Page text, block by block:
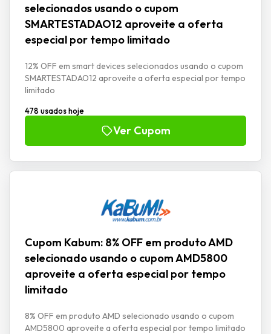
selecionados usando o cupom
SMARTESTADAO12 aproveite a oferta
especial por tempo limitado
12% OFF em smart devices selecionados usando o cupom
SMARTESTADAO12 aproveite a oferta especial por tempo
limitado
478 usados hoje
Ver Cupom
Cupom Kabum: 8% OFF em produto AMD
selecionado usando o cupom AMD5800
aproveite a oferta especial por tempo
limitado
8% OFF em produto AMD selecionado usando o cupom
AMD5800 aproveite a oferta especial por tempo limitado